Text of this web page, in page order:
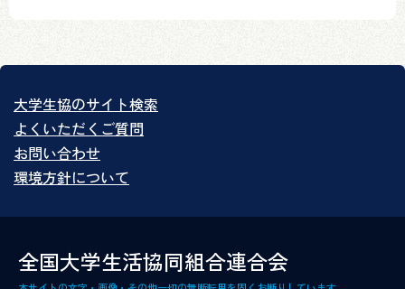
大学生協のサイト検索
よくいただくご質問
お問い合わせ
環境方針について
全国大学生活協同組合連合会